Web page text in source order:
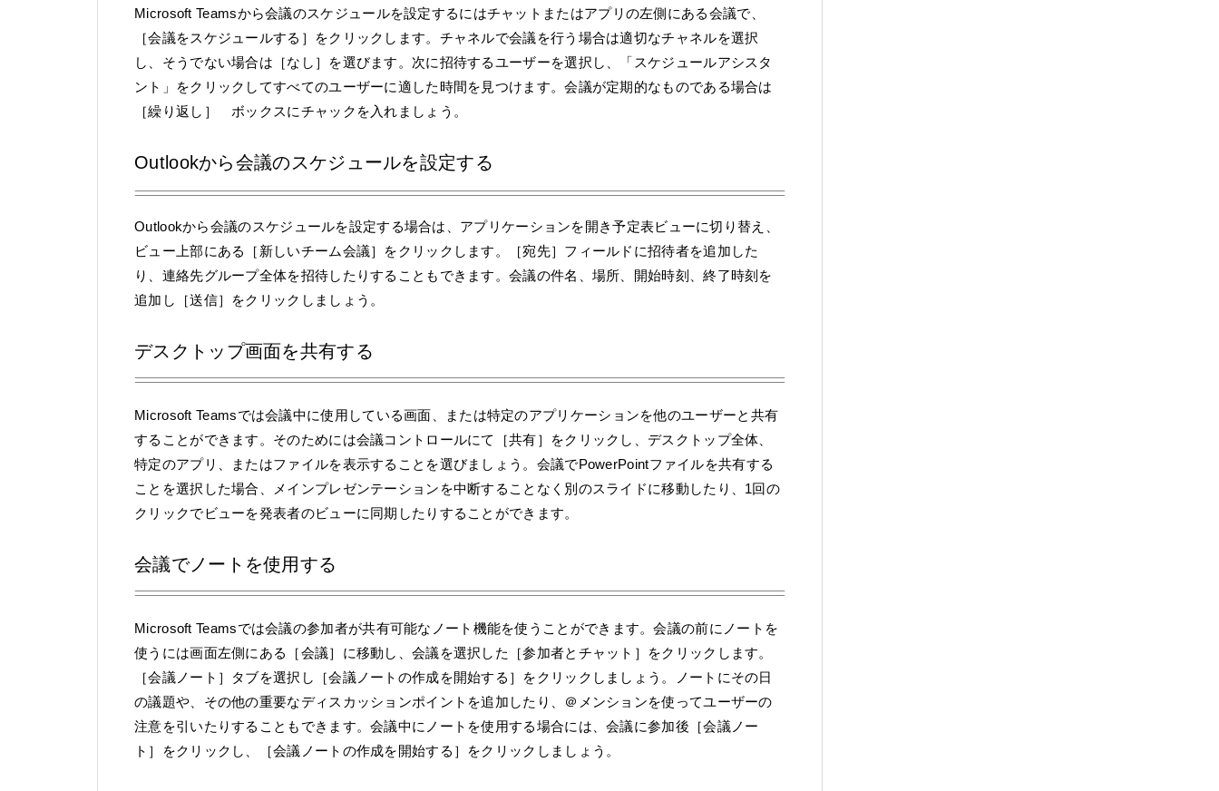
Microsoft Teamsから会議のスケジュールを設定するにはチャットまたはアプリの左側にある会議で、
［会議をスケジュールする］をクリックします。チャネルで会議を行う場合は適切なチャネルを選択
し、そうでない場合は［なし］を選びます。次に招待するユーザーを選択し、「スケジュールアシスタ
ント」をクリックしてすべてのユーザーに適した時間を見つけます。会議が定期的なものである場合は
［繰り返し］ ボックスにチャックを入れましょう。
Outlookから会議のスケジュールを設定する
Outlookから会議のスケジュールを設定する場合は、アプリケーションを開き予定表ビューに切り替え、
ビュー上部にある［新しいチーム会議］をクリックします。［宛先］フィールドに招待者を追加した
り、連絡先グループ全体を招待したりすることもできます。会議の件名、場所、開始時刻、終了時刻を
追加し［送信］をクリックしましょう。
デスクトップ画面を共有する
Microsoft Teamsでは会議中に使用している画面、または特定のアプリケーションを他のユーザーと共有
することができます。そのためには会議コントロールにて［共有］をクリックし、デスクトップ全体、
特定のアプリ、またはファイルを表示することを選びましょう。会議でPowerPointファイルを共有する
ことを選択した場合、メインプレゼンテーションを中断することなく別のスライドに移動したり、1回の
クリックでビューを発表者のビューに同期したりすることができます。
会議でノートを使用する
Microsoft Teamsでは会議の参加者が共有可能なノート機能を使うことができます。会議の前にノートを
使うには画面左側にある［会議］に移動し、会議を選択した［参加者とチャット］をクリックします。
［会議ノート］タブを選択し［会議ノートの作成を開始する］をクリックしましょう。ノートにその日
の議題や、その他の重要なディスカッションポイントを追加したり、＠メンションを使ってユーザーの
注意を引いたりすることもできます。会議中にノートを使用する場合には、会議に参加後［会議ノー
ト］をクリックし、［会議ノートの作成を開始する］をクリックしましょう。